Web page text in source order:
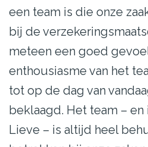
een team is die onze
bij de
meteen een goed
enthousiasme van het
tot op de dag van
beklaagd. Het team –
Lieve – is altijd heel